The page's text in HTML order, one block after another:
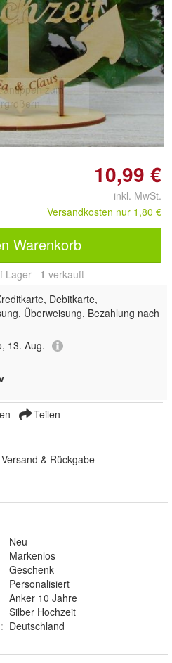
antippen zum
10,99 €
inkl. MwSt.
Versandkosten nur 1,80 €
Warenkorb
Lager 1 verkauft
Debitkarte,
Überweisung, Bezahlung nach
13. Aug.
Teilen
& Rückgabe
Neu
Markenlos
Geschenk
Personalisiert
Anker 10 Jahre
Silber Hochzeit
: Deutschland